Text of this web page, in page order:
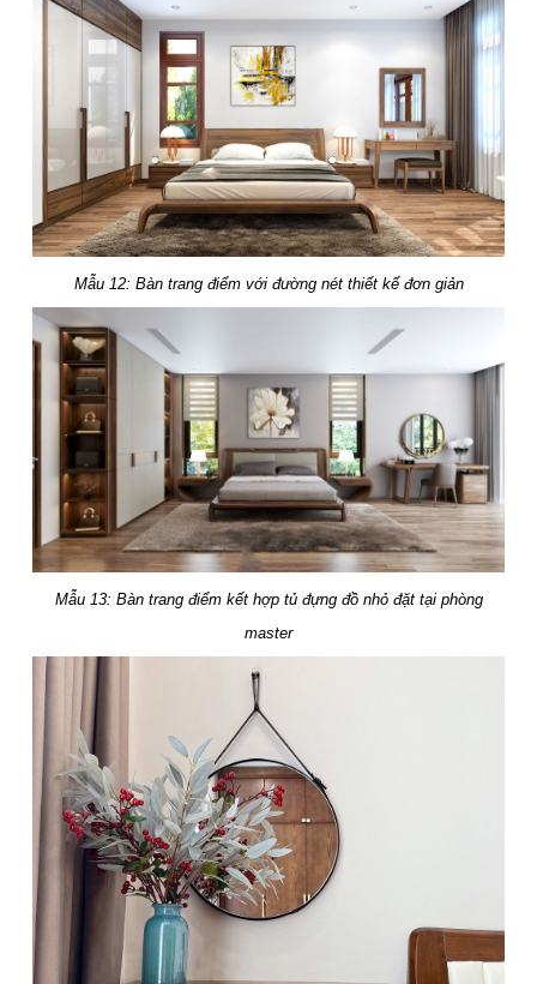
Mẫu 12: Bàn trang điểm với đường nét thiết kế đơn giản
Mẫu 13: Bàn trang điểm kết hợp tủ đựng đồ nhỏ đặt tại phòng
master